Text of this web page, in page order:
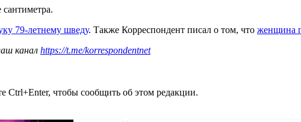
сантиметра.
79-летнему шведу. Также Корреспондент писал о том, что женщина
канал https://t.me/korrespondentnet
Ctrl+Enter, чтобы сообщить об этом редакции.